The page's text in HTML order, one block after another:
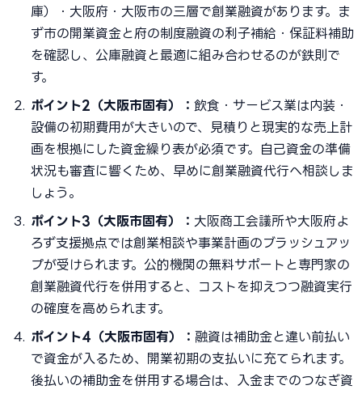
庫）・大阪府・大阪市の三層で創業融資があります。ま
ず市の開業資金と府の制度融資の利子補給・保証料補助
を確認し、公庫融資と最適に組み合わせるのが鉄則で
す。
ポイント2（大阪市固有）： 飲食・サービス業は内装・
設備の初期費用が大きいので、見積りと現実的な売上計
画を根拠にした資金繰り表が必須です。自己資金の準備
状況も審査に響くため、早めに創業融資代行へ相談しま
しょう。
ポイント3（大阪市固有）： 大阪商工会議所や大阪府よ
ろず支援拠点では創業相談や事業計画のブラッシュアッ
プが受けられます。公的機関の無料サポートと専門家の
創業融資代行を併用すると、コストを抑えつつ融資実行
の確度を高められます。
ポイント4（大阪市固有）： 融資は補助金と違い前払い
で資金が入るため、開業初期の支払いに充てられます。
後払いの補助金を併用する場合は、入金までのつなぎ資